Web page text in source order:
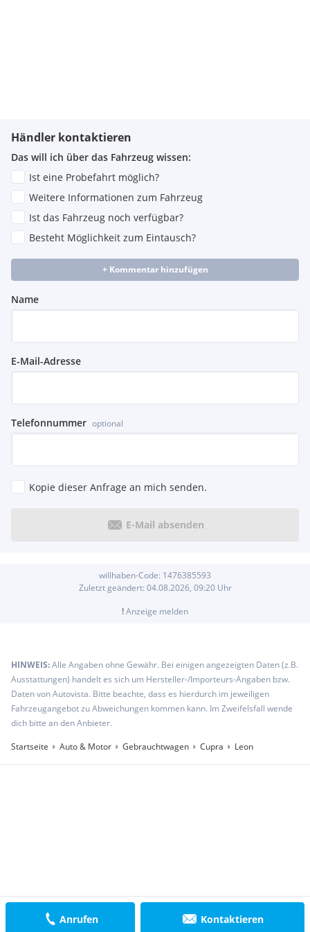
Anrufen Kontaktieren
Händler kontaktieren
Das will ich über das Fahrzeug wissen:
Ist eine Probefahrt möglich?
Weitere Informationen zum Fahrzeug
Ist das Fahrzeug noch verfügbar?
Besteht Möglichkeit zum Eintausch?
+ Kommentar hinzufügen
Name
E-Mail-Adresse
Telefonnummer optional
Kopie dieser Anfrage an mich senden.
E-Mail absenden
willhaben-Code: 1476385593
Zuletzt geändert: 04.08.2026, 09:20Uhr
!Anzeige melden
HINWEIS:Alle Angaben ohne Gewähr. Bei einigen angezeigten Daten (z.B.
Ausstattungen) handelt es sich um Hersteller-/Importeurs-Angaben bzw.
Daten von Autovista. Bitte beachte, dass es hierdurch im jeweiligen
Fahrzeugangebot zu Abweichungen kommen kann. Im Zweifelsfall wende
dich bitte an den Anbieter.
Startseite
Auto & Motor Gebrauchtwagen Cupra Leon